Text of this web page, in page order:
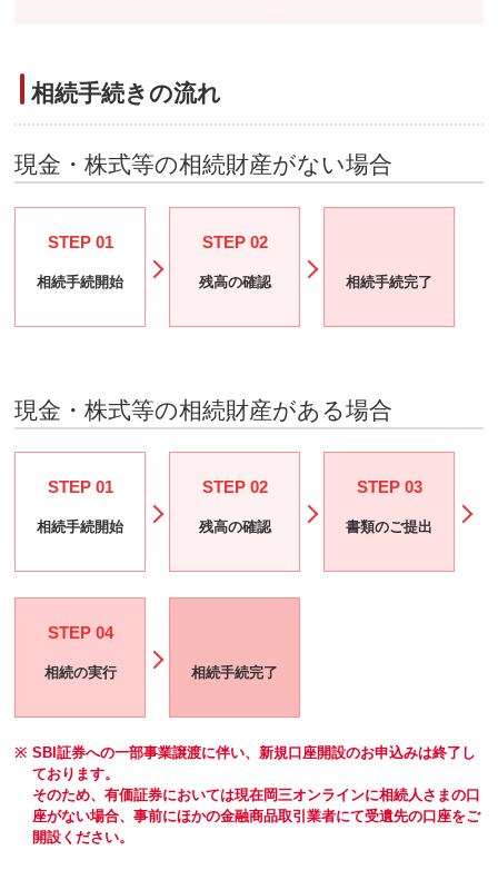
相続手続きの流れ
現金・株式等の相続財産がない場合
STEP 01
相続手続開始
STEP 02
残高の確認 相続手続完了
現金・株式等の相続財産がある場合
STEP 01
相続手続開始
STEP 02
残高の確認
STEP 03
書類のご提出
STEP 04
相続の実行 相続手続完了
※ SBI証券への一部事業譲渡に伴い、新規口座開設のお申込みは終了し
ております。
そのため、有価証券においては現在岡三オンラインに相続人さまの口
座がない場合、事前にほかの金融商品取引業者にて受遺先の口座をご
開設ください。